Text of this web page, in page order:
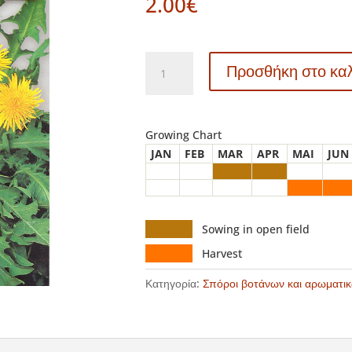
528
-
Taraxacum
Προσθήκη στο
Growing Chart
JAN
FEB MAR APR MAI JUN
Sowing in open field
Harvest
Κατηγορία:Σπόροι βοτάνων και